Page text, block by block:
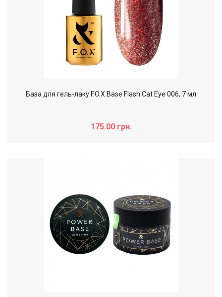
База для гель-лаку F.O.X Base Flash Cat Eye 006, 7 мл
175.00 грн.